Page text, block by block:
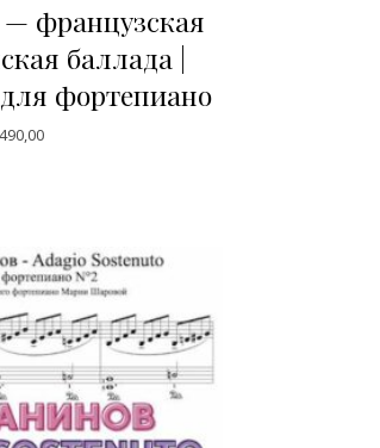
— французская
баллада |
фортепиано
490,00